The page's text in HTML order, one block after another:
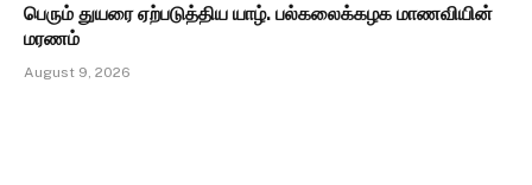
பெரும் துயரை ஏற்படுத்திய யாழ். பல்கலைக்கழக மாணவியின்
மரணம்
August 9, 2026